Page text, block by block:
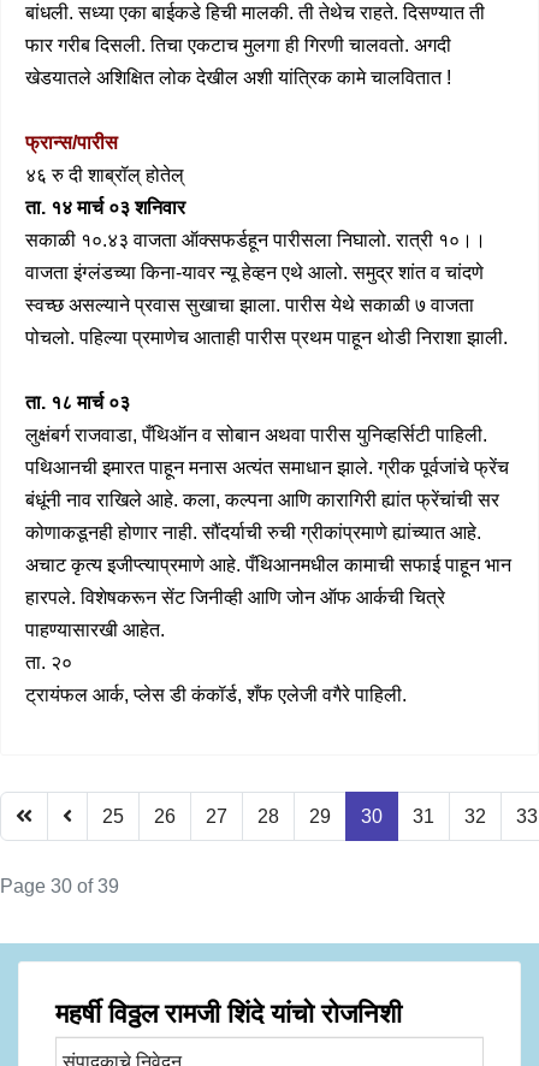
बांधली. सध्या एका बाईकडे हिची मालकी. ती तेथेच राहते. दिसण्यात ती
फार गरीब दिसली. तिचा एकटाच मुलगा ही गिरणी चालवतो. अगदी
खेडयातले अशिक्षित लोक देखील अशी यांत्रिक कामे चालवितात !
फ्रान्स/पारीस
४६ रु दी शाब्रॉल् होतेल्
ता. १४ मार्च ०३ शनिवार
सकाळी १०.४३ वाजता ऑक्सफर्डहून पारीसला निघालो. रात्री १०।।
वाजता इंग्लंडच्या किना-यावर न्यू हेव्हन एथे आलो. समुद्र शांत व चांदणे
स्वच्छ असल्याने प्रवास सुखाचा झाला. पारीस येथे सकाळी ७ वाजता
पोचलो. पहिल्या प्रमाणेच आताही पारीस प्रथम पाहून थोडी निराशा झाली.
ता. १८ मार्च ०३
लुक्षंबर्ग राजवाडा, पँथिऑन व सोबान अथवा पारीस युनिव्हर्सिटी पाहिली.
पथिआनची इमारत पाहून मनास अत्यंत समाधान झाले. ग्रीक पूर्वजांचे फ्रेंच
बंधूंनी नाव राखिले आहे. कला, कल्पना आणि कारागिरी ह्यांत फ्रेंचांची सर
कोणाकडूनही होणार नाही. सौंदर्याची रुची ग्रीकांप्रमाणे ह्यांच्यात आहे.
अचाट कृत्य इजीप्त्याप्रमाणे आहे. पँथिआनमधील कामाची सफाई पाहून भान
हारपले. विशेषकरून सेंट जिनीव्ही आणि जोन ऑफ आर्कची चित्रे
पाहण्यासारखी आहेत.
ता. २०
ट्रायंफल आर्क, प्लेस डी कंकॉर्ड, शँफ एलेजी वगैरे पाहिली.
25 26 27 28 29 30 31 32 33
Page 30 of 39
महर्षी विठ्ठल रामजी शिंदे यांचो रोजनिशी
संपादकाचे निवेदन